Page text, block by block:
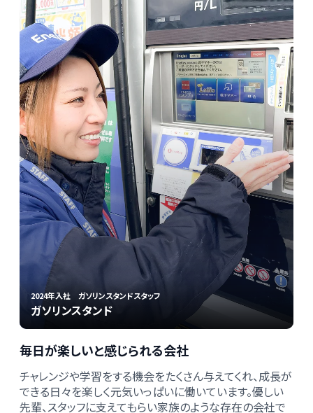
2024年入社 ガソリンスタンドスタッフ
ガソリンスタンド
毎日が楽しいと感じられる会社
チャレンジや学習をする機会をたくさん与えてくれ、成長が
できる日々を楽しく元気いっぱいに働いています。優しい
先輩、スタッフに支えてもらい家族のような存在の会社で